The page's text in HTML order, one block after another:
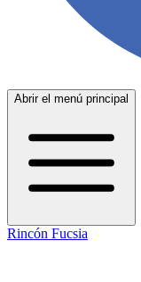
Abrir el menú principal
Rincón Fucsia